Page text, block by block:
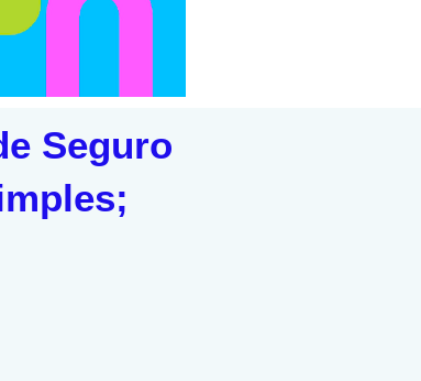
Seguro